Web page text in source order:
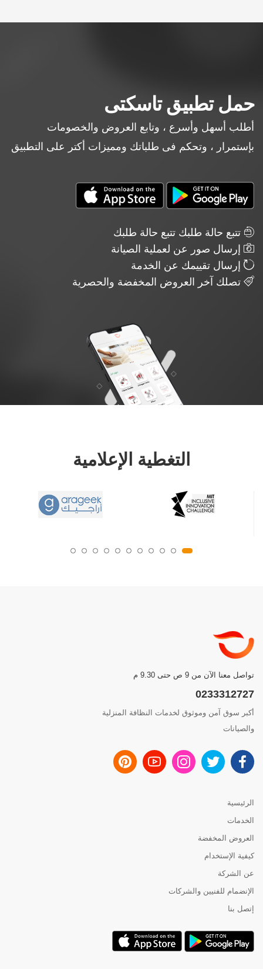
حمل تطبيق تاسكتى
أطلب أسهل وأسرع ، وتابع العروض والخصومات
بإستمرار ، وتحكم فى طلباتك ومميزات أكتر على التطبيق
تتبع حالة طلبك تتبع حالة طلبك
إرسال صور عن لعملية الصيانة
إرسال تقييمك عن الخدمة
تصلك آخر العروض المخفضة والحصرية
التغطية الإعلامية
تواصل معنا الآن من 9 ص حتى 9.30 م
0233312727
أكبر سوق آمن وموثوق لخدمات النظافة المنزلية
والصيانات
الرئيسية
الخدمات
العروض المخفضة
كيفية الإستخدام
عن الشركة
الإنضمام للفنيين والشركات
إتصل بنا